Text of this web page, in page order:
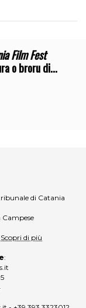
Film Fest
o broru di
di Catania
Scopri di più
: